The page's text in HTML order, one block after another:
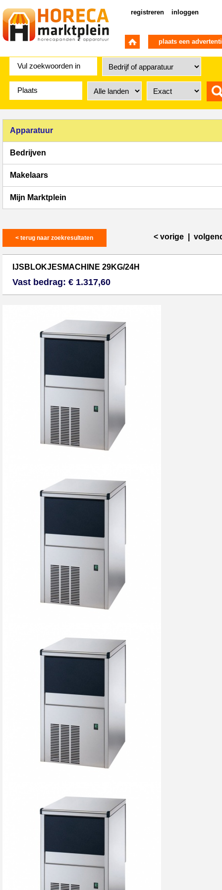
registreren inloggen
plaats een
Apparatuur
Bedrijven
Makelaars
Mijn Marktplein
< terug naar zoekresultaten < vorige
IJSBLOKJESMACHINE 29KG/24H
Vast bedrag: € 1.317,60